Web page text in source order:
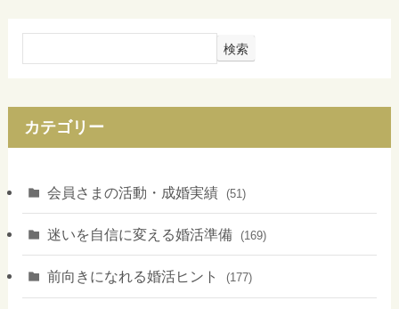
検索
カテゴリー
会員さまの活動・成婚実績 (51)
迷いを自信に変える婚活準備 (169)
前向きになれる婚活ヒント (177)